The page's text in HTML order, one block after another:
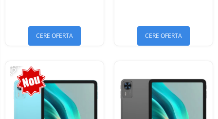
CERE OFERTA CERE OFERTA
-13%